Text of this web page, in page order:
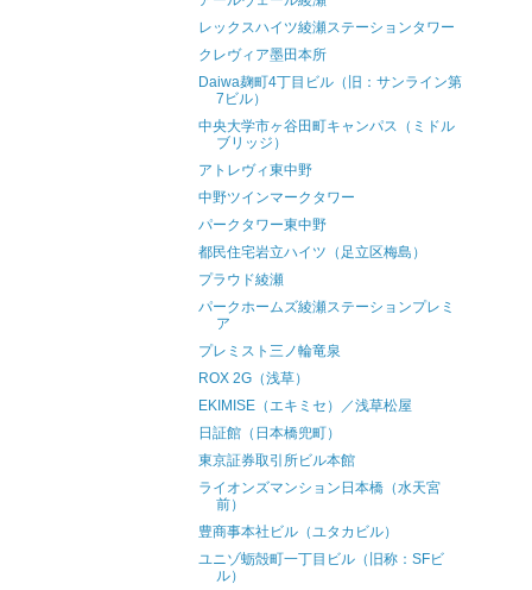
レックスハイツ綾瀬ステーションタワー
クレヴィア墨田本所
Daiwa麹町4丁目ビル（旧：サンライン第
7ビル）
中央大学市ヶ谷田町キャンパス（ミドル
ブリッジ）
アトレヴィ東中野
中野ツインマークタワー
パークタワー東中野
都民住宅岩立ハイツ（足立区梅島）
プラウド綾瀬
パークホームズ綾瀬ステーションプレミ
ア
プレミスト三ノ輪竜泉
ROX 2G（浅草）
EKIMISE（エキミセ）／浅草松屋
日証館（日本橋兜町）
東京証券取引所ビル本館
ライオンズマンション日本橋（水天宮
前）
豊商事本社ビル（ユタカビル）
ユニゾ蛎殻町一丁目ビル（旧称：SFビ
ル）